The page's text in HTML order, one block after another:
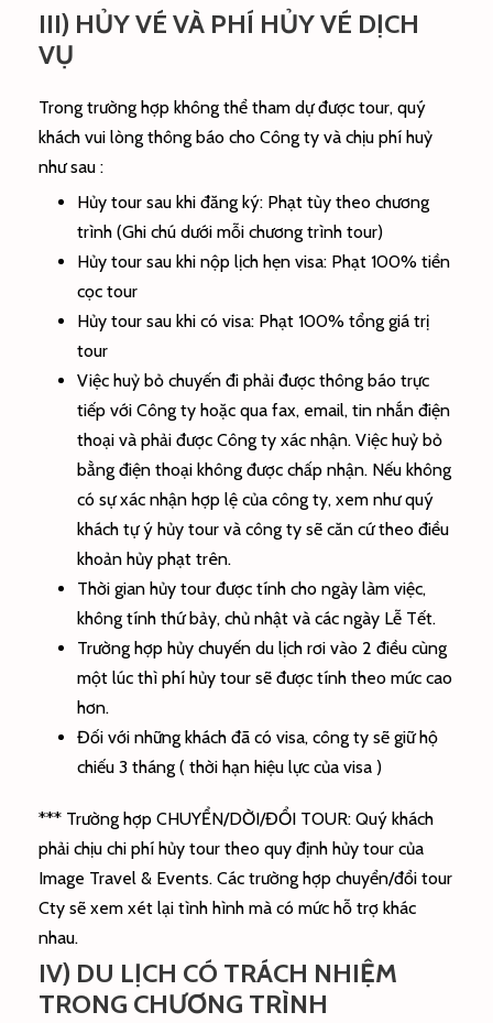
III) HỦY VÉ VÀ PHÍ HỦY VÉ DỊCH
VỤ
Trong trường hợp không thể tham dự được tour, quý
khách vui lòng thông báo cho Công ty và chịu phí huỷ
như sau :
Hủy tour sau khi đăng ký: Phạt tùy theo chương
trình (Ghi chú dưới mỗi chương trình tour)
Hủy tour sau khi nộp lịch hẹn visa: Phạt 100% tiền
cọc tour
Hủy tour sau khi có visa: Phạt 100% tổng giá trị
tour
Việc huỷ bỏ chuyến đi phải được thông báo trực
tiếp với Công ty hoặc qua fax, email, tin nhắn điện
thoại và phải được Công ty xác nhận. Việc huỷ bỏ
bằng điện thoại không được chấp nhận. Nếu không
có sự xác nhận hợp lệ của công ty, xem như quý
khách tự ý hủy tour và công ty sẽ căn cứ theo điều
khoản hủy phạt trên.
Thời gian hủy tour được tính cho ngày làm việc,
không tính thứ bảy, chủ nhật và các ngày Lễ Tết.
Trường hợp hủy chuyến du lịch rơi vào 2 điều cùng
một lúc thì phí hủy tour sẽ được tính theo mức cao
hơn.
Đối với những khách đã có visa, công ty sẽ giữ hộ
chiếu 3 tháng ( thời hạn hiệu lực của visa )
*** Trường hợp CHUYỂN/DỜI/ĐỔI TOUR: Quý khách
phải chịu chi phí hủy tour theo quy định hủy tour của
Image Travel & Events. Các trường hợp chuyển/đổi tour
Cty sẽ xem xét lại tình hình mà có mức hỗ trợ khác
nhau.
IV) DU LỊCH CÓ TRÁCH NHIỆM
TRONG CHƯƠNG TRÌNH